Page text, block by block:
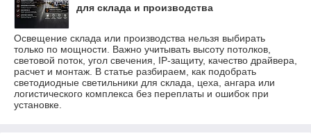
для склада и производства
Освещение склада или производства нельзя выбирать
только по мощности. Важно учитывать высоту потолков,
световой поток, угол свечения, IP-защиту, качество драйвера,
расчет и монтаж. В статье разбираем, как подобрать
светодиодные светильники для склада, цеха, ангара или
логистического комплекса без переплаты и ошибок при
установке.